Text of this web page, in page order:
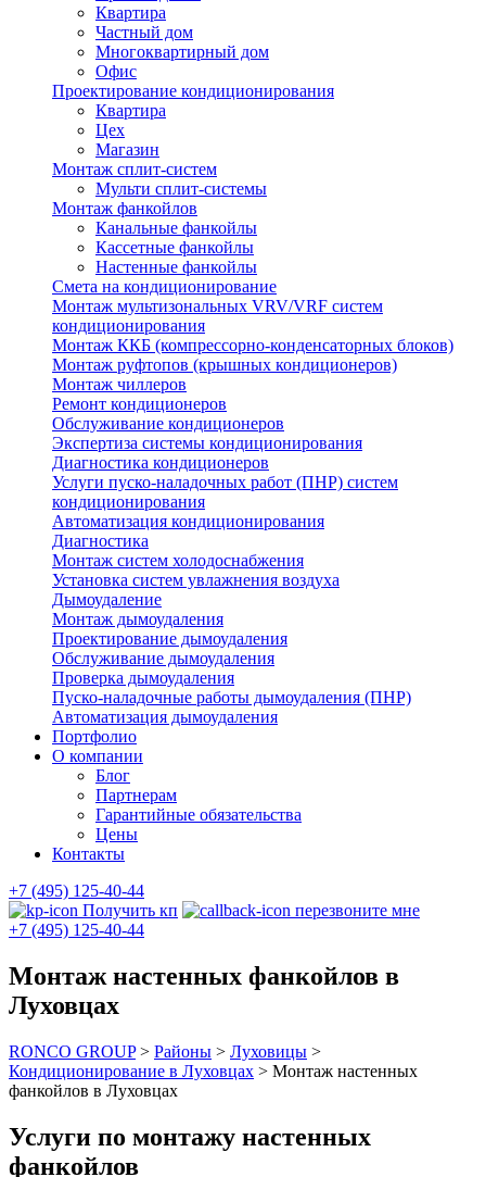
Квартира
Частный дом
Многоквартирный дом
Офис
Проектирование кондиционирования
Квартира
Цех
Магазин
Монтаж сплит-систем
Мульти сплит-системы
Монтаж фанкойлов
Канальные фанкойлы
Кассетные фанкойлы
Настенные фанкойлы
Смета на кондиционирование
Монтаж мультизональных VRV/VRF систем
кондиционирования
Монтаж ККБ (компрессорно-конденсаторных блоков)
Монтаж руфтопов (крышных кондиционеров)
Монтаж чиллеров
Ремонт кондиционеров
Обслуживание кондиционеров
Экспертиза системы кондиционирования
Диагностика кондиционеров
Услуги пуско-наладочных работ (ПНР) систем
кондиционирования
Автоматизация кондиционирования
Диагностика
Монтаж систем холодоснабжения
Установка систем увлажнения воздуха
Дымоудаление
Монтаж дымоудаления
Проектирование дымоудаления
Обслуживание дымоудаления
Проверка дымоудаления
Пуско-наладочные работы дымоудаления (ПНР)
Автоматизация дымоудаления
Портфолио
О компании
Блог
Партнерам
Гарантийные обязательства
Цены
Контакты
+7 (495) 125-40-44
Получить кп
перезвоните мне
+7 (495) 125-40-44
Монтаж настенных фанкойлов в
Луховцах
RONCO GROUP> Районы > Луховицы >
Кондиционирование в Луховцах > Монтаж настенных
фанкойлов в Луховцах
Услуги по монтажу настенных
фанкойлов